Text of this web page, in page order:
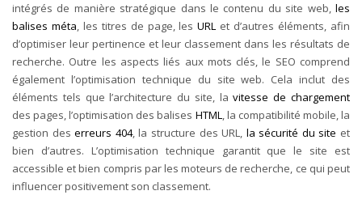
intégrés de manière stratégique dans le contenu du site web, les
balises méta, les titres de page, lesURL et d’autres éléments, afin
d’optimiser leur pertinence et leur classement dans les résultats de
recherche. Outre les aspects liés aux mots clés, le SEO comprend
également l’optimisation technique du site web. Cela inclut des
éléments tels que l’architecture du site, lavitesse de chargement
des pages, l’optimisation des balises HTML, la compatibilité mobile, la
gestion deserreurs 404, la structure des URL, la sécurité du site et
bien d’autres. L’optimisation technique garantit que le site est
accessible et bien compris par les moteurs de recherche, ce qui peut
influencer positivement son classement.